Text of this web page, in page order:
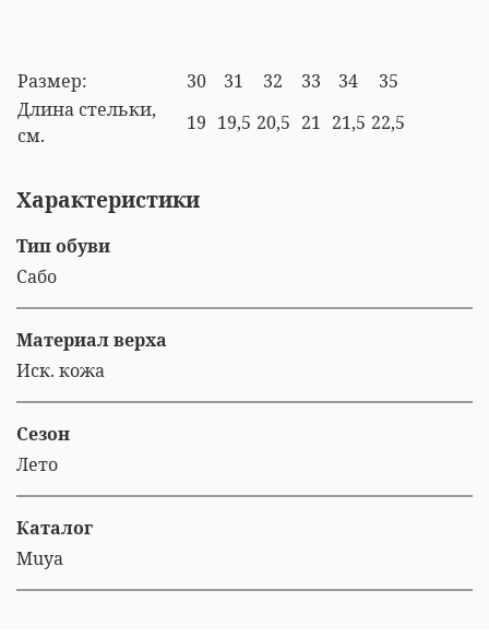
Размер: 30 31 32 33 34
35
Длина стельки,
см.
19 19,5 20,5 21 21,5 22,5
Характеристики
Тип обуви
Сабо
Материал верха
Иск. кожа
Сезон
Лето
Каталог
Muya